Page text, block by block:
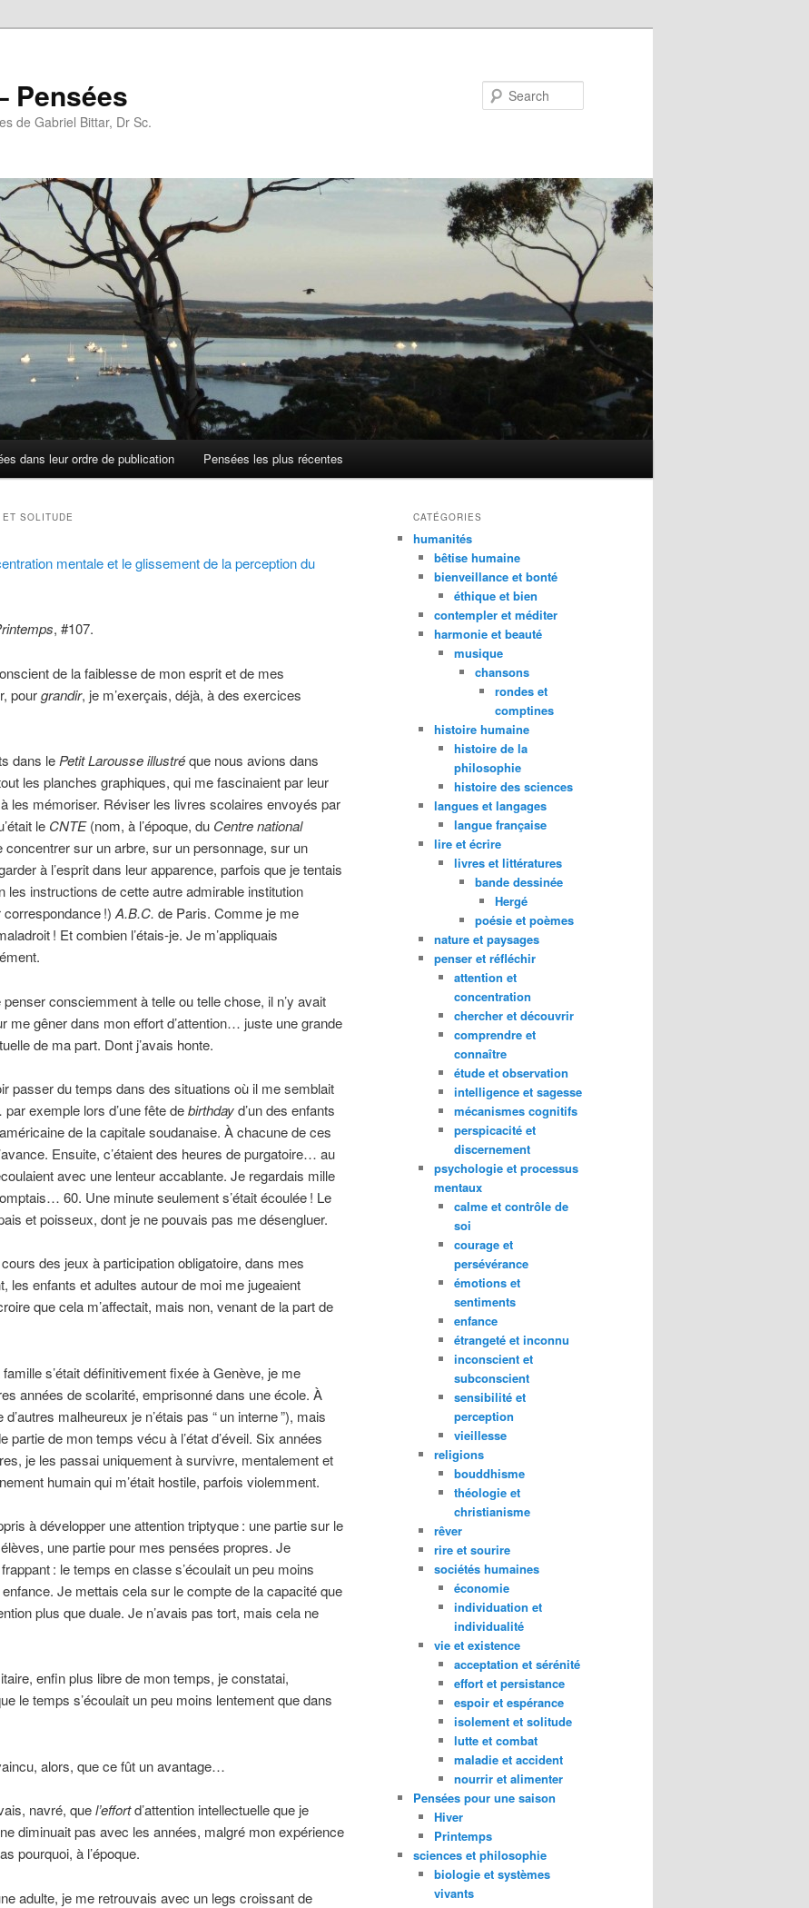
Pensées
de Gabriel Bittar, Dr Sc.
dans leur ordre de publication Pensées les plus récentes
SOLITUDE
mentale et le glissement de la perception du
, #107.
de la faiblesse de mon esprit et de mes
pourgrandir, je m’exerçais, déjà, à des exercices
dans le PetitLarousse illustréque nous avions dans
les planches graphiques, qui me fascinaient par leur
les mémoriser. Réviser les livres scolaires envoyés par
le CNTE(nom, à l’époque, du Centre national
concentrer sur un arbre, sur un personnage, sur un
à l’esprit dans leur apparence, parfois que je tentais
les instructions de cette autre admirable institution
correspondance!) A.B.C. de Paris. Comme je me
! Et combien l’étais-je. Je m’appliquais
consciemment à telle ou telle chose, il n’y avait
me gêner dans mon effort d’attention… juste une grande
de ma part. Dont j’avais honte.
passer du temps dans des situations où il me semblait
exemple lors d’une fête debirthdayd’un des enfants
de la capitale soudanaise. À chacune de ces
Ensuite, c’étaient des heures de purgatoire… au
avec une lenteur accablante. Je regardais mille
60. Une minute seulement s’était écoulée! Le
et poisseux, dont je ne pouvais pas me désengluer.
des jeux à participation obligatoire, dans mes
enfants et adultes autour de moi me jugeaient
que cela m’affectait, mais non, venant de la part de
s’était définitivement fixée à Genève, je me
années de scolarité, emprisonné dans une école. À
malheureux je n’étais pas “un interne”), mais
partie de mon temps vécu à l’état d’éveil. Six années
je les passai uniquement à survivre, mentalement et
humain qui m’était hostile, parfois violemment.
à développer une attention triptyque: une partie sur le
une partie pour mes pensées propres. Je
: le temps en classe s’écoulait un peu moins
Je mettais cela sur le compte de la capacité que
plus que duale. Je n’avais pas tort, mais cela ne
enfin plus libre de mon temps, je constatai,
le temps s’écoulait un peu moins lentement que dans
alors, que ce fût un avantage…
navré, quel’effortd’attention intellectuelle que je
diminuait pas avec les années, malgré mon expérience
pourquoi, à l’époque.
adulte, je me retrouvais avec un legs croissant de
CATÉGORIES
humanités
bêtise humaine
bienveillance et bonté
éthique et bien
contempler et méditer
harmonie et beauté
musique
chansons
rondes et
comptines
histoire humaine
histoire de la
philosophie
histoire des sciences
langues et langages
langue française
lire et écrire
livres et littératures
bande dessinée
Hergé
poésie et poèmes
nature et paysages
penser et réfléchir
attention et
concentration
chercher et découvrir
comprendre et
connaître
étude et observation
intelligence et sagesse
mécanismes cognitifs
perspicacité et
discernement
psychologie et processus
mentaux
calme et contrôle de
soi
courage et
persévérance
émotions et
sentiments
enfance
étrangeté et inconnu
inconscient et
subconscient
sensibilité et
perception
vieillesse
religions
bouddhisme
théologie et
christianisme
rêver
rire et sourire
sociétés humaines
économie
individuation et
individualité
vie et existence
acceptation et sérénité
effort et persistance
espoir et espérance
isolement et solitude
lutte et combat
maladie et accident
nourrir et alimenter
Pensées pour une saison
Hiver
Printemps
sciences et philosophie
biologie et systèmes
vivants